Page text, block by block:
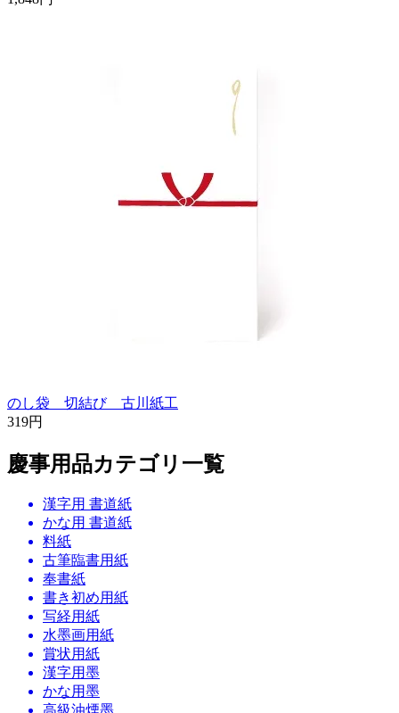
のし袋 切結び 古川紙工
319円
慶事用品カテゴリ一覧
漢字用 書道紙
かな用 書道紙
料紙
古筆臨書用紙
奉書紙
書き初め用紙
写経用紙
水墨画用紙
賞状用紙
漢字用墨
かな用墨